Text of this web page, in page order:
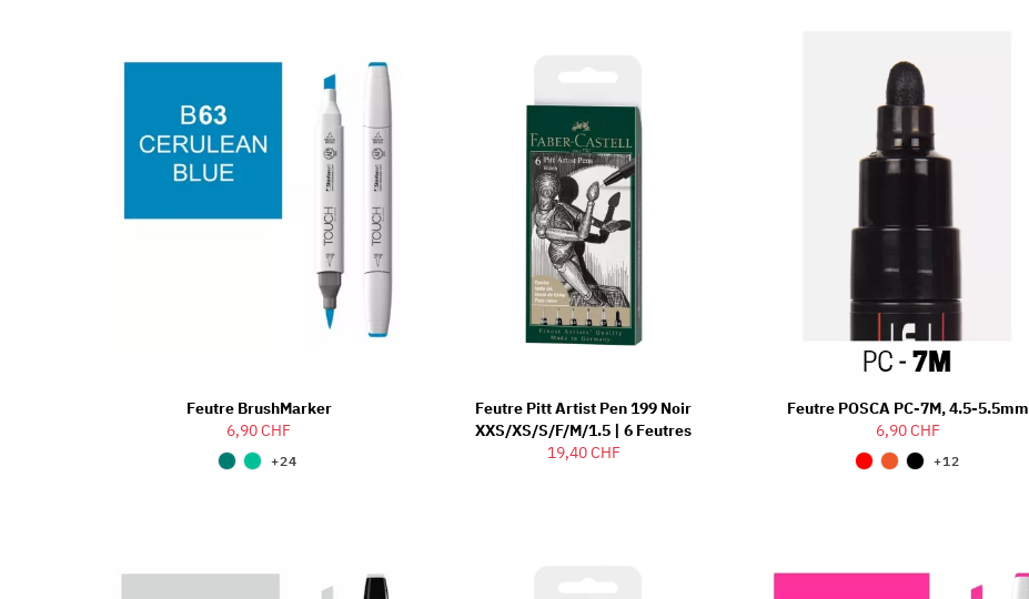
Feutre BrushMarker
6,90 CHF
+24
Feutre Pitt Artist Pen 199 Noir
XXS/XS/S/F/M/1.5 | 6 Feutres
19,40 CHF
Feutre POSCA PC-7M, 4.5-5.5mm
6,90 CHF
+12